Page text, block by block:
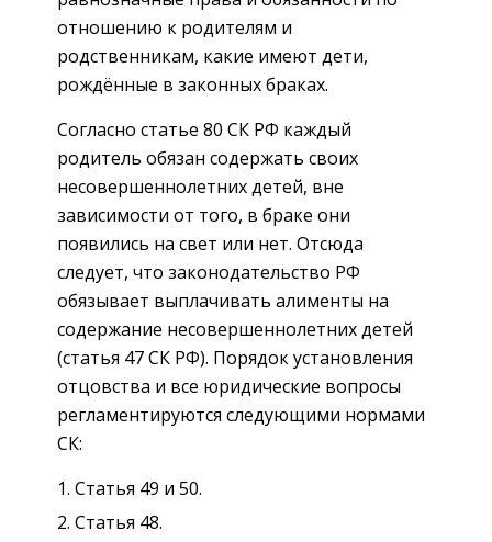
отношению к родителям и
родственникам, какие имеют дети,
рождённые в законных браках.
Согласно статье 80 СК РФ каждый
родитель обязан содержать своих
несовершеннолетних детей, вне
зависимости от того, в браке они
появились на свет или нет. Отсюда
следует, что законодательство РФ
обязывает выплачивать алименты на
содержание несовершеннолетних детей
(статья 47 СК РФ). Порядок установления
отцовства и все юридические вопросы
регламентируются следующими нормами
СК:
Статья 49 и 50.
Статья 48.